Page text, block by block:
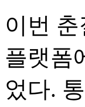
이번
플랫폼
었다.